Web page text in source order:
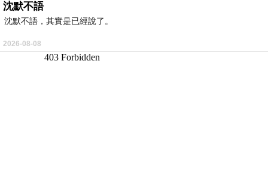
沈默不語
沈默不語，其實是已經說了。
2026-08-08